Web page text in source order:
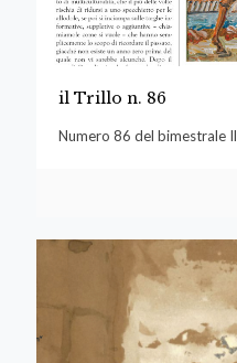
il Trillo n. 86
Numero 86 del bimestrale